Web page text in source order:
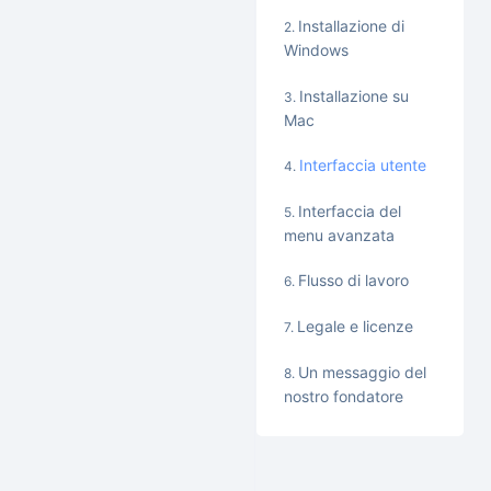
Installazione di
Windows
Installazione su
Mac
Interfaccia utente
Interfaccia del
menu avanzata
Flusso di lavoro
Legale e licenze
Un messaggio del
nostro fondatore